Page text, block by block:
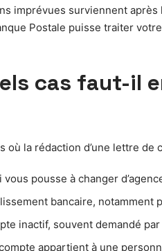
imprévues surviennent
Postale puisse traiter
cas faut-il
où la rédaction d’une lettre
pousse à changer
bancaire,
inactif, souvent demandé
appartient à une